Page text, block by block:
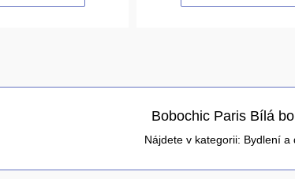
Bobochic Paris Bílá
Nájdete v kategorii: Bydlení a